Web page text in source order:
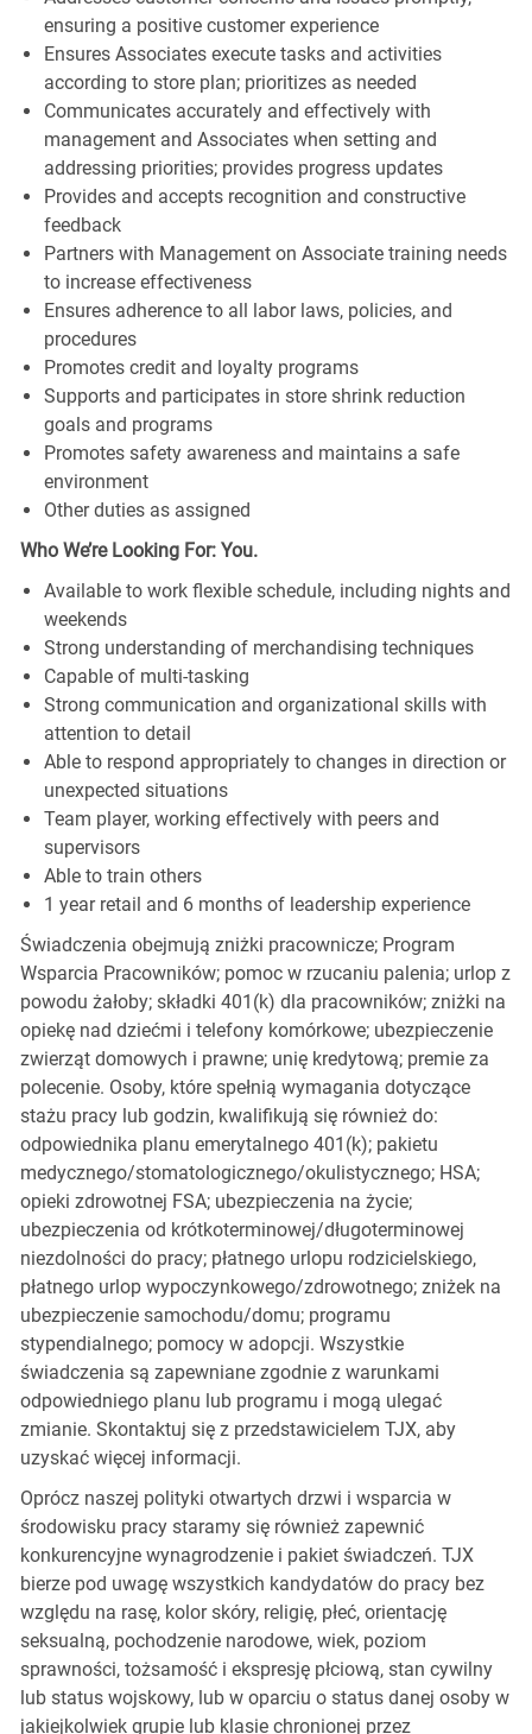
ensuring a positive customer experience
Ensures Associates execute tasks and activities
according to store plan; prioritizes as needed
Communicates accurately and effectively with
management and Associates when setting and
addressing priorities; provides progress updates
Provides and accepts recognition and constructive
feedback
Partners with Management on Associate training needs
to increase effectiveness
Ensures adherence to all labor laws, policies, and
procedures
Promotes credit and loyalty programs
Supports and participates in store shrink reduction
goals and programs
Promotes safety awareness and maintains a safe
environment
Other duties as assigned
Who We’re Looking For: You.
Available to work flexible schedule, including nights and
weekends
Strong understanding of merchandising techniques
Capable of multi-tasking
Strong communication and organizational skills with
attention to detail
Able to respond appropriately to changes in direction or
unexpected situations
Team player, working effectively with peers and
supervisors
Able to train others
1 year retail and 6 months of leadership experience
Świadczenia obejmują zniżki pracownicze; Program
Wsparcia Pracowników; pomoc w rzucaniu palenia; urlop z
powodu żałoby; składki 401(k) dla pracowników; zniżki na
opiekę nad dziećmi i telefony komórkowe; ubezpieczenie
zwierząt domowych i prawne; unię kredytową; premie za
polecenie. Osoby, które spełnią wymagania dotyczące
stażu pracy lub godzin, kwalifikują się również do:
odpowiednika planu emerytalnego 401(k); pakietu
medycznego/stomatologicznego/okulistycznego; HSA;
opieki zdrowotnej FSA; ubezpieczenia na życie;
ubezpieczenia od krótkoterminowej/długoterminowej
niezdolności do pracy; płatnego urlopu rodzicielskiego,
płatnego urlop wypoczynkowego/zdrowotnego; zniżek na
ubezpieczenie samochodu/domu; programu
stypendialnego; pomocy w adopcji. Wszystkie
świadczenia są zapewniane zgodnie z warunkami
odpowiedniego planu lub programu i mogą ulegać
zmianie. Skontaktuj się z przedstawicielem TJX, aby
uzyskać więcej informacji.
Oprócz naszej polityki otwartych drzwi i wsparcia w
środowisku pracy staramy się również zapewnić
konkurencyjne wynagrodzenie i pakiet świadczeń. TJX
bierze pod uwagę wszystkich kandydatów do pracy bez
względu na rasę, kolor skóry, religię, płeć, orientację
seksualną, pochodzenie narodowe, wiek, poziom
sprawności, tożsamość i ekspresję płciową, stan cywilny
lub status wojskowy, lub w oparciu o status danej osoby w
jakiejkolwiek grupie lub klasie chronionej przez